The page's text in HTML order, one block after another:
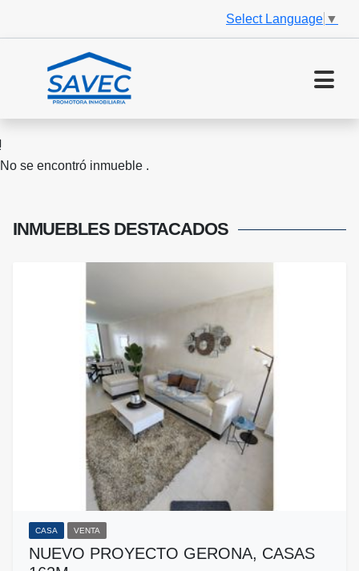
Select Language ▼
No se encontró inmueble .
INMUEBLES DESTACADOS
CASA VENTA
NUEVO PROYECTO GERONA, CASAS